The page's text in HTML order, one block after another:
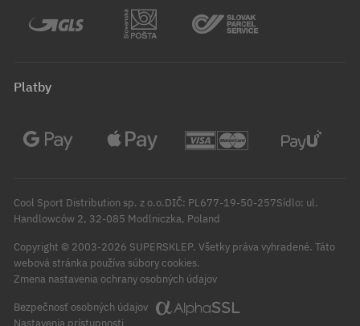
Platby
Cool Sport Distribution sp. z o.o.DIČ: PL677-19-50-257Sídlo: ul.
Handlowców 2, 32-085 Modlniczka, Poland
Copyright © 2003-2026 SUPERSKLEP. Všetky práva vyhradené. Táto
webová stránka používa súbory cookies.
Zmena nastavenia ochrany osobných údajov
Bezpečnosť osobných údajov